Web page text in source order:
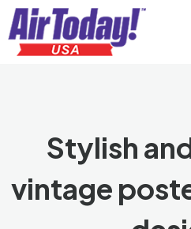
Stylish
vintage